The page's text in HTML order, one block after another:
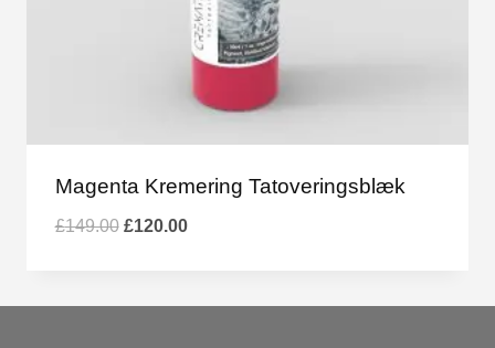
Magenta Kremering Tatoveringsblæk
£149.00 Oprindelig
£149.00.
£120.00Nuværende
£120.00.